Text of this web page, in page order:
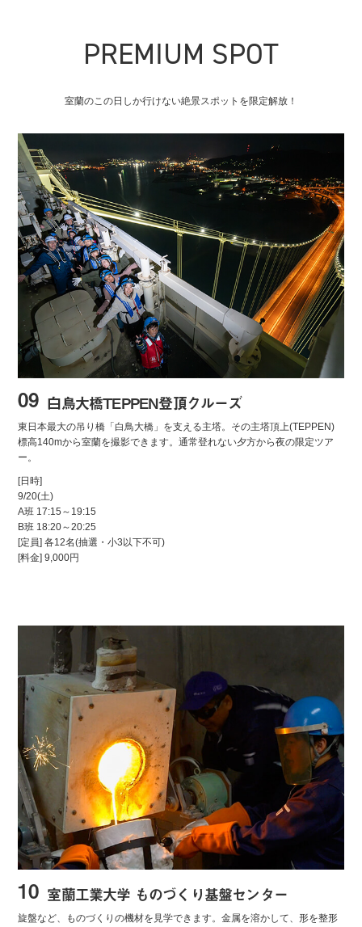
PREMIUM SPOT
室蘭のこの日しか行けない絶景スポットを限定解放！
09 白鳥大橋TEPPEN登頂クルーズ
東日本最大の吊り橋「白鳥大橋」を支える主塔。その主塔頂上(TEPPEN)
標高140mから室蘭を撮影できます。通常登れない夕方から夜の限定ツア
ー。
[日時]
9/20(土)
A班 17:15～19:15
B班 18:20～20:25
[定員] 各12名(抽選・小3以下不可)
[料金] 9,000円
10 室蘭工業大学 ものづくり基盤センター
旋盤など、ものづくりの機材を見学できます。金属を溶かして、形を整形